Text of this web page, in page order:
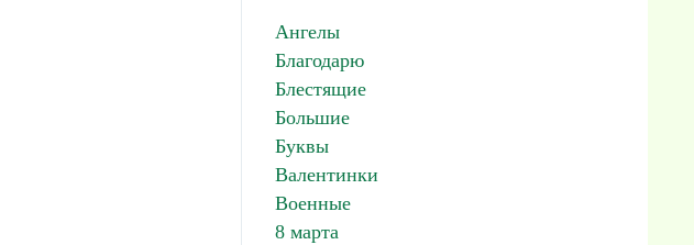
Ангелы
Благодарю
Блестящие
Большие
Буквы
Валентинки
Военные
8 марта